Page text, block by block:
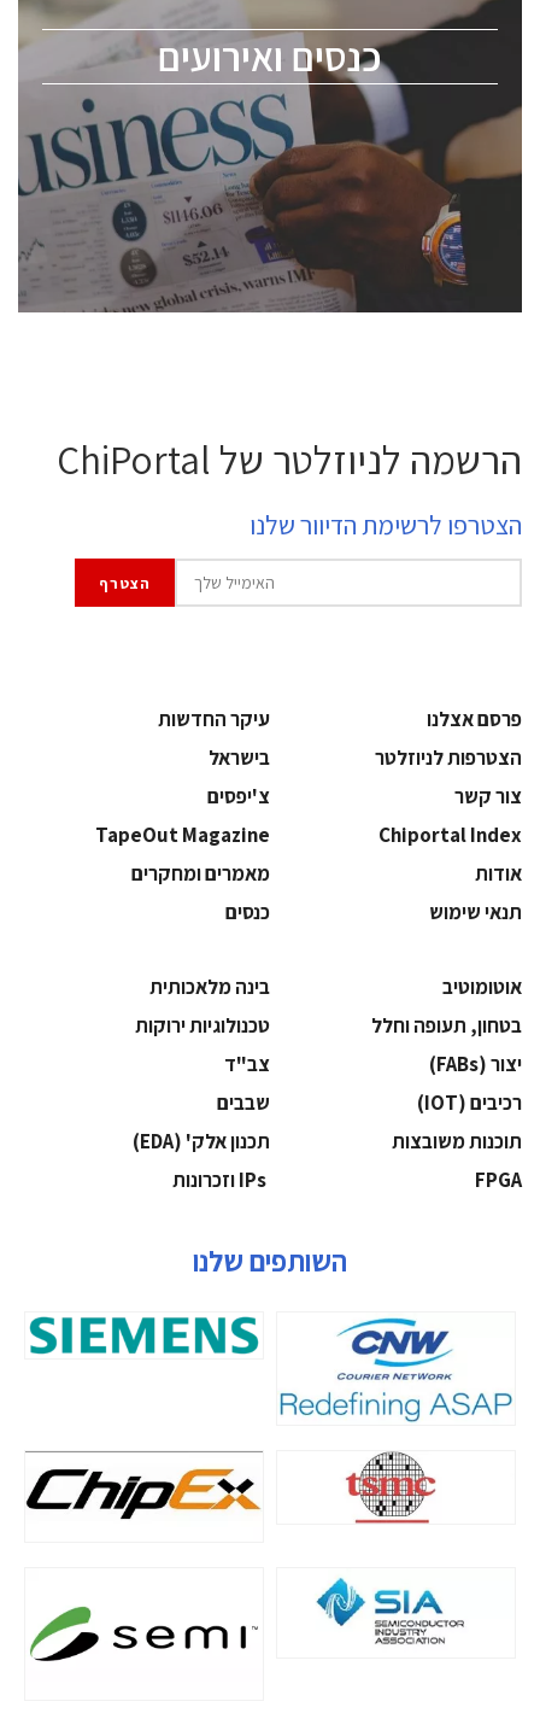
כנסים ואירועים
ChipEx2026 will be held on May 12-13, 2026. The
conference is intended for everyone involved in the
semiconductor industry, including engineers,
professional experts, and senior executives.
לחץ לפרטים
הרשמה לניוזלטר של ChiPortal
הצטרפו לרשימת הדיוור שלנו
פרסם אצלנו
עיקר החדשות
הצטרפות לניוזלטר
בישראל
צור קשר
צ'יפסים
Chiportal Index
TapeOut Magazine
אודות
מאמרים ומחקרים
תנאי שימוש
כנסים
אוטומוטיב
בינה מלאכותית
בטחון, תעופה וחלל
‫טכנולוגיות ירוקות‬
‫יצור (‪(FABs‬‬
‫צב"ד‬
‫רכיבים‬ (IOT)
‫שבבים‬
‫תוכנות משובצות‬
‫תכנון אלק' (‪(EDA‬‬
‫‪FPGA‬‬
השותפים שלנו